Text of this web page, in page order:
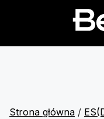
Strona główna /